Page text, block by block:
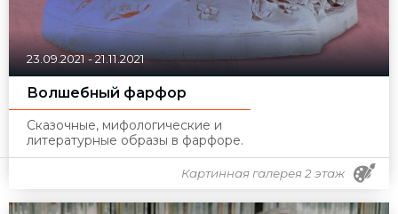
23.09.2021 -21.11.2021
Волшебный фарфор
Сказочные, мифологические и
литературные образы в фарфоре.
Картинная галерея 2 этаж